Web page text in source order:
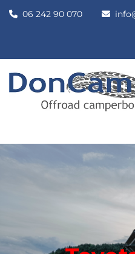
 06 242 90 070 